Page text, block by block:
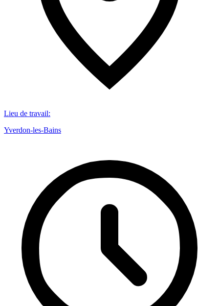
Lieu de travail:
Yverdon-les-Bains